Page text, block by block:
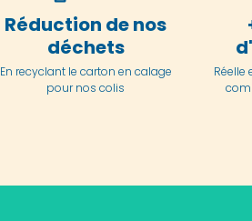
Réduction de nos
déchets
En recyclant le carton en calage
pour nos colis
Réelle